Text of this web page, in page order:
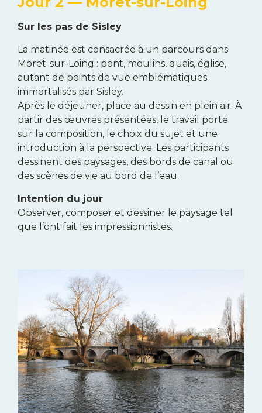
Sur les pas de Sisley
La matinée est consacrée à un parcours dans
Moret-sur-Loing : pont, moulins, quais, église,
autant de points de vue emblématiques
immortalisés par Sisley.
Après le déjeuner, place au dessin en plein air. À
partir des œuvres présentées, le travail porte
sur la composition, le choix du sujet et une
introduction à la perspective. Les participants
dessinent des paysages, des bords de canal ou
des scènes de vie au bord de l’eau.
Intention du jour
Observer, composer et dessiner le paysage tel
que l’ont fait les impressionnistes.